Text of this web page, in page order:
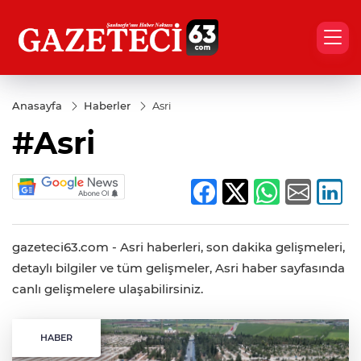
Anasayfa Haberler Asri
#Asri
gazeteci63.com - Asri haberleri, son dakika gelişmeleri,
detaylı bilgiler ve tüm gelişmeler, Asri haber sayfasında
canlı gelişmelere ulaşabilirsiniz.
HABER